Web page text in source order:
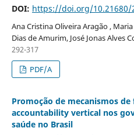
DOI: https://doi.org/10.21680/
Ana Cristina Oliveira Aragão ,
Dias de Amurim, José Jonas Alves
292-317
PDF/A
Promoção de mecanismos
accountability vertical nos
saúde no Brasil